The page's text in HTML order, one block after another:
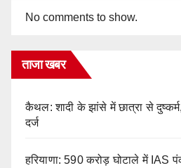
No comments to show.
ताजा खबर
कैथल: शादी के झांसे में छात्रा से
दर्ज
हरियाणा: 590 करोड़ घोटाले में IAS